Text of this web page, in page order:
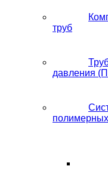
труб
давления